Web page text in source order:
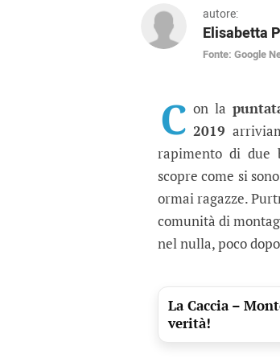
autore:
Elisabetta
Fonte: Google
La Caccia
C on la
2019
rapimento di due
scopre come si
ormai ragazze.
comunità di
nel nulla, poco
La Caccia –
verità!